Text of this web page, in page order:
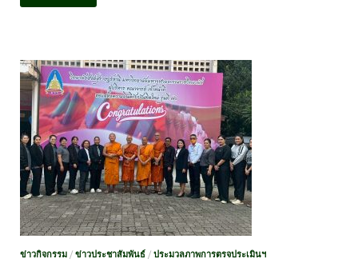
ข่าวกิจกรรม / ข่าวประชาสัมพันธ์ / ประมวลภาพการตรจประเมินฯ